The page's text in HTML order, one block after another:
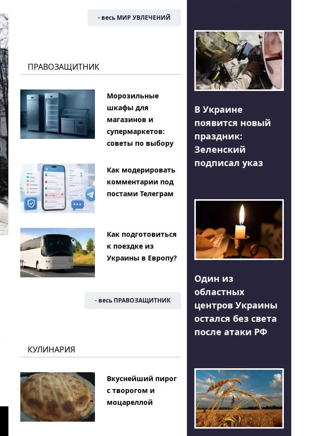
- весь МИР УВЛЕЧЕНИЙ
ПРАВОЗАЩИТНИК
Морозильные
шкафы для
магазинов и
супермаркетов:
советы по выбору
Как модерировать
комментарии под
постами Телеграм
Как подготовиться
к поездке из
Украины в Европу?
- весь ПРАВОЗАЩИТНИК
КУЛИНАРИЯ
Вкуснейший пирог
с творогом и
моцареллой
В Украине
появится новый
праздник:
Зеленский
подписал указ
Один из
областных
центров Украины
остался без света
после атаки РФ